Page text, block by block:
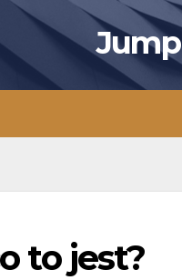
Jump
to jest?